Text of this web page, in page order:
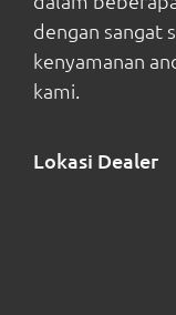
dengan sangat
kenyamanan
kami.
Lokasi Dealer